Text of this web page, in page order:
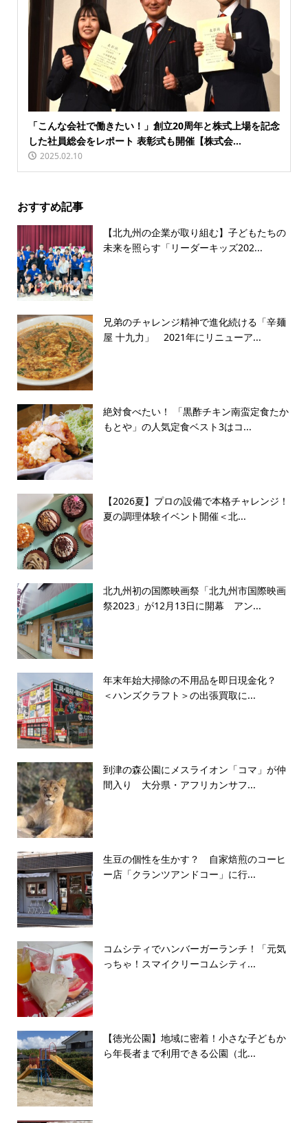
「こんな会社で働きたい！」創立20周年と株式上場を記念
した社員総会をレポート 表彰式も開催【株式会...
2025.02.10
おすすめ記事
【北九州の企業が取り組む】子どもたちの
未来を照らす「リーダーキッズ202...
兄弟のチャレンジ精神で進化続ける「辛麺
屋 十九力」 2021年にリニューア...
絶対食べたい！ 「黒酢チキン南蛮定食たか
もとや」の人気定食ベスト3はコ...
【2026夏】プロの設備で本格チャレンジ！
夏の調理体験イベント開催＜北...
北九州初の国際映画祭「北九州市国際映画
祭2023」が12月13日に開幕 アン...
年末年始大掃除の不用品を即日現金化？
＜ハンズクラフト＞の出張買取に...
到津の森公園にメスライオン「コマ」が仲
間入り 大分県・アフリカンサフ...
生豆の個性を生かす？ 自家焙煎のコーヒ
ー店「クランツアンドコー」に行...
コムシティでハンバーガーランチ！「元気
っちゃ！スマイクリーコムシティ...
【徳光公園】地域に密着！小さな子どもか
ら年長者まで利用できる公園（北...